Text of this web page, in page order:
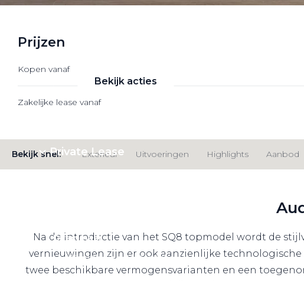
Bekijk acties
Private Lease
Direct naar
Website Pon Center Zakelijk
Prijzen
Kopen vanaf
Zakelijke lease vanaf
Bekijk snel: Exterieur Uitvoeringen Highlights Aanbod
Na de introductie van het SQ8 topmodel wordt de
vernieuwingen zijn er ook aanzienlijke
twee beschikbare vermogensvarianten en een